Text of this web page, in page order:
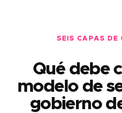
SEIS CAPAS DE
Qué debe
modelo de
gobierno